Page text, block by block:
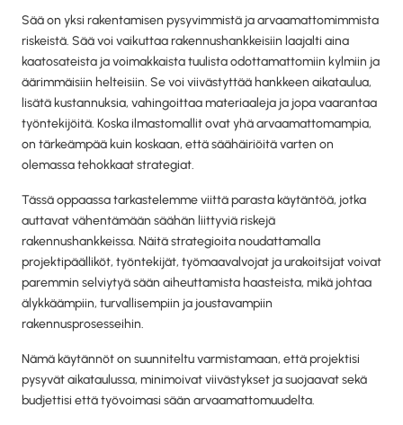
Sää on yksi rakentamisen pysyvimmistä ja arvaamattomimmista
riskeistä. Sää voi vaikuttaa rakennushankkeisiin laajalti aina
kaatosateista ja voimakkaista tuulista odottamattomiin kylmiin ja
äärimmäisiin helteisiin. Se voi viivästyttää hankkeen aikataulua,
lisätä kustannuksia, vahingoittaa materiaaleja ja jopa vaarantaa
työntekijöitä. Koska ilmastomallit ovat yhä arvaamattomampia,
on tärkeämpää kuin koskaan, että säähäiriöitä varten on
olemassa tehokkaat strategiat.
Tässä oppaassa tarkastelemme viittä parasta käytäntöä, jotka
auttavat vähentämään säähän liittyviä riskejä
rakennushankkeissa. Näitä strategioita noudattamalla
projektipäälliköt, työntekijät, työmaavalvojat ja urakoitsijat voivat
paremmin selviytyä sään aiheuttamista haasteista, mikä johtaa
älykkäämpiin, turvallisempiin ja joustavampiin
rakennusprosesseihin.
Nämä käytännöt on suunniteltu varmistamaan, että projektisi
pysyvät aikataulussa, minimoivat viivästykset ja suojaavat sekä
budjettisi että työvoimasi sään arvaamattomuudelta.